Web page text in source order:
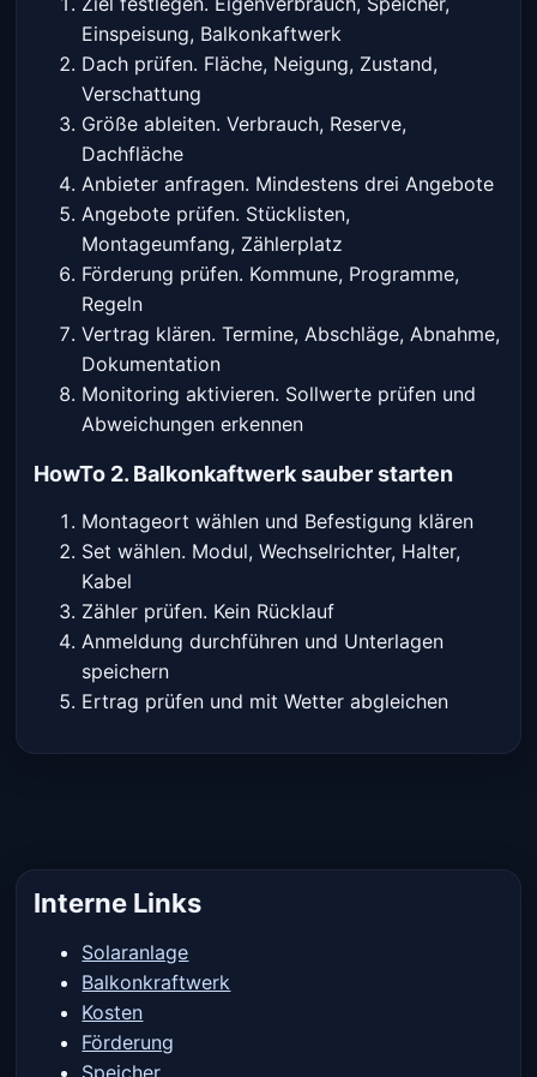
Einspeisung, Balkonkaftwerk
Dach prüfen. Fläche, Neigung, Zustand,
Verschattung
Größe ableiten. Verbrauch, Reserve,
Dachfläche
Anbieter anfragen. Mindestens drei Angebote
Angebote prüfen. Stücklisten,
Montageumfang, Zählerplatz
Förderung prüfen. Kommune, Programme,
Regeln
Vertrag klären. Termine, Abschläge, Abnahme,
Dokumentation
Monitoring aktivieren. Sollwerte prüfen und
Abweichungen erkennen
HowTo 2. Balkonkaftwerk sauber starten
Montageort wählen und Befestigung klären
Set wählen. Modul, Wechselrichter, Halter,
Kabel
Zähler prüfen. Kein Rücklauf
Anmeldung durchführen und Unterlagen
speichern
Ertrag prüfen und mit Wetter abgleichen
Interne Links
Solaranlage
Balkonkraftwerk
Kosten
Förderung